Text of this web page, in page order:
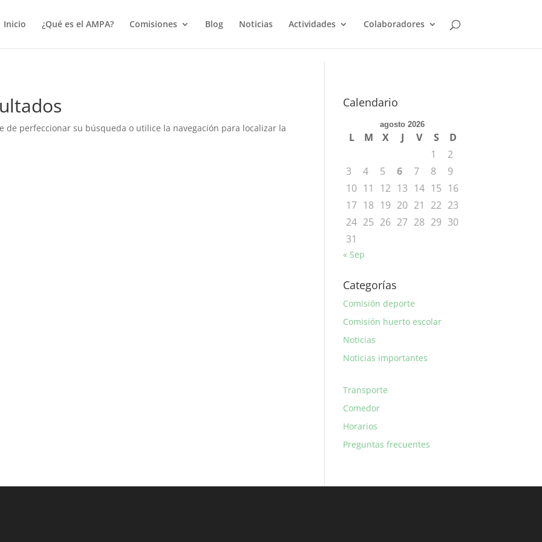
Inicio
¿Qué es el AMPA? Comisiones Blog Noticias Actividades Colaboradores
de perfeccionar su búsqueda o utilice la navegación para localizar la
Calendario
agosto 2026
L M X J V S
D
1
2
3
4 5 6 7 8
9
10 11 12 13 14 15 16
17 18 19 20 21 22 23
24 25 26 27 28 29 30
31
« Sep
Categorías
Comisión deporte
Comisión huerto escolar
Noticias
Noticias importantes
Transporte
Comedor
Horarios
Preguntas frecuentes